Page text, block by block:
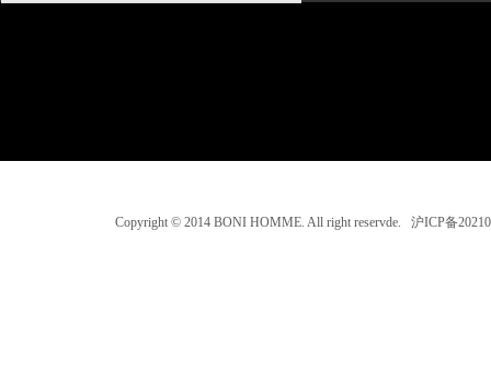
Copyright © 2014 BONI HOMME. All right reservde. 沪ICP备